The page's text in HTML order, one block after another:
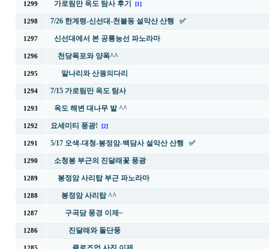
1299 가로림만 옥도 탐사 후기 [1]
1298 7/26 한계령-신선대-천불동 설악산 산행 ✅
1297 신선대에서 본 공룡능선 파노라마
1296 천당폭포와 양폭^^
1295 말나리와 산꿩의다리
1294 7/15 가로림만 옥도 탐사
1293 옥도 해변 대나무 밭 ^^
1292 요세미티 풍광! [2]
1291 5/17 오색-대청-봉정암-백담사 설악산 산행 ✅
1290 소청봉 부근의 진달래꽃 풍광
1289 봉정암 사리탑 부근 파노라마
1288 봉정암 사리탑 ^^
1287 구곡담 풍경 이제~
1286 진달래와 돌단풍